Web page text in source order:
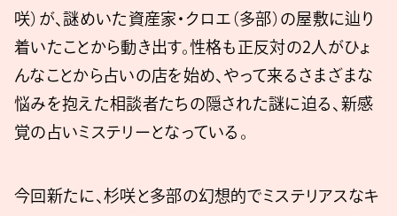
咲）が、謎めいた資産家・クロエ（多部）の屋敷に辿り
着いたことから動き出す。性格も正反対の2人がひょ
んなことから占いの店を始め、やって来るさまざまな
悩みを抱えた相談者たちの隠された謎に迫る、新感
覚の占いミステリーとなっている。
今回新たに、杉咲と多部の幻想的でミステリアスなキ